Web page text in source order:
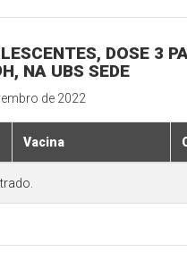
DOSE 3
NA UBS SEDE
de 2022
Vacina